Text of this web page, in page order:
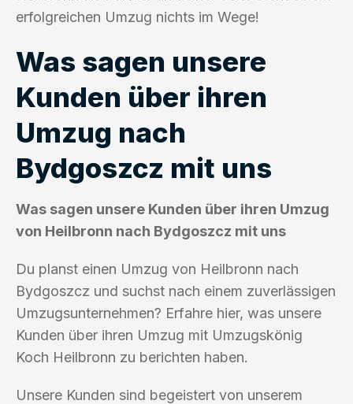
erfolgreichen Umzug nichts im Wege!
Was sagen unsere
Kunden über ihren
Umzug nach
Bydgoszcz mit uns
Was sagen unsere Kunden über ihren Umzug
von Heilbronn nach Bydgoszcz mit uns
Du planst einen Umzug von Heilbronn nach
Bydgoszcz und suchst nach einem zuverlässigen
Umzugsunternehmen? Erfahre hier, was unsere
Kunden über ihren Umzug mit Umzugskönig
Koch Heilbronn zu berichten haben.
Unsere Kunden sind begeistert von unserem